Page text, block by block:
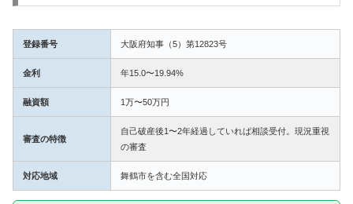
登録番号 大阪府知事（5）第12823号
金利 年15.0〜19.94%
融資額 1万〜50万円
審査の特徴
自己破産後1〜2年経過していれば相談受付。現況重視
の審査
対応地域 舞鶴市を含む全国対応